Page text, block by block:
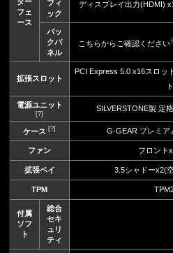
フェ
ース
フィ
ック
ディスプレイ出力(HDMI)
バッ
クパ
ネル
こちらからご確認ください
拡張スロット
PCI Express 5.0 x16スロッ
電源ユニット
[?]
SILVERSTONE製 定
ケース [?] G-GEAR プレミア
ファン フロント
拡張ベイ 3.5シャドーx2(
TPM
付属
ソフ
ト
総合
セキ
ュリ
ティ